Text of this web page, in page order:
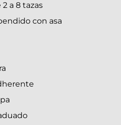
a 8 tazas
con asa